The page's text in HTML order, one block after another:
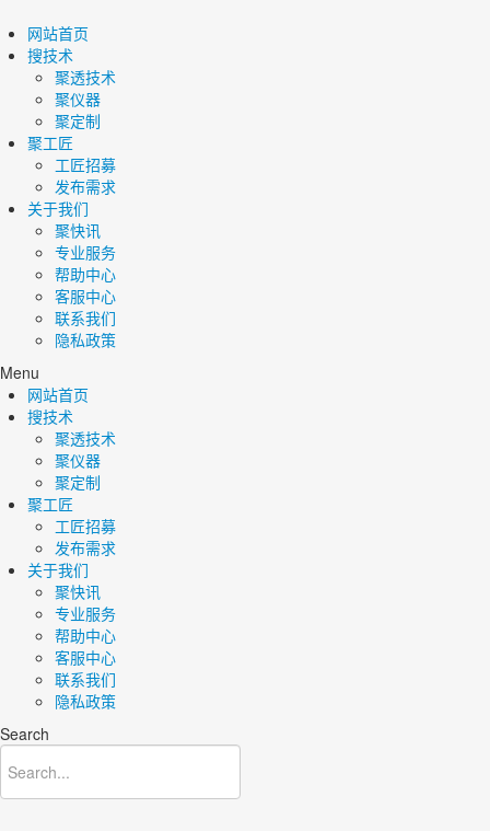
网站首页
搜技术
聚透技术
聚仪器
聚定制
聚工匠
工匠招募
发布需求
关于我们
聚快讯
专业服务
帮助中心
客服中心
联系我们
隐私政策
Menu
网站首页
搜技术
聚透技术
聚仪器
聚定制
聚工匠
工匠招募
发布需求
关于我们
聚快讯
专业服务
帮助中心
客服中心
联系我们
隐私政策
Search